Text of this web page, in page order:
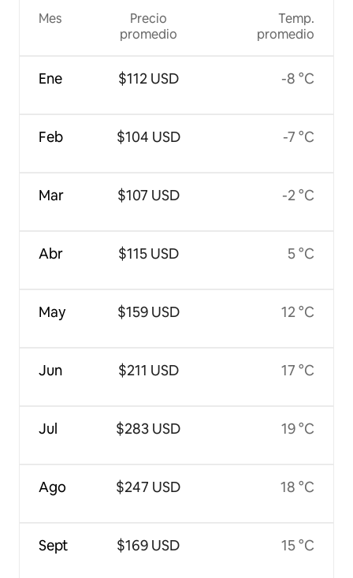
Mes
Ene
Feb
Mar
Abr
May
Jun
Jul
Ago
Sept
Precio
promedio
$112 USD
$104 USD
$107 USD
$115 USD
$159 USD
$211 USD
$283 USD
$247 USD
$169 USD
Temp.
promedio
-8 °C
-7 °C
-2 °C
5 °C
12 °C
17 °C
19 °C
18 °C
15 °C